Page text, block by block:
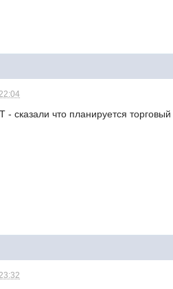
сказали что планируется торговый